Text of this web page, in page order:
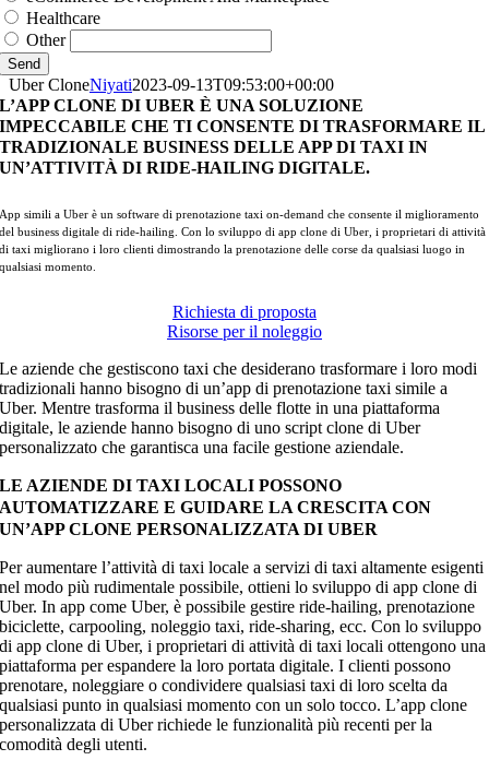
Healthcare
Other
Send
Uber CloneNiyati2023-09-13T09:53:00+00:00
L’APP CLONE DI UBER È UNA SOLUZIONE
IMPECCABILE CHE TI CONSENTE DI TRASFORMARE IL
TRADIZIONALE BUSINESS DELLE APP DI TAXI IN
UN’ATTIVITÀ DI RIDE-HAILING DIGITALE.
App simili a Uber è un software di prenotazione taxi on-demand che consente il miglioramento
del business digitale di ride-hailing. Con lo sviluppo di app clone di Uber, i proprietari di attività
di taxi migliorano i loro clienti dimostrando la prenotazione delle corse da qualsiasi luogo in
qualsiasi momento.
Richiesta di proposta
Risorse per il noleggio
Le aziende che gestiscono taxi che desiderano trasformare i loro modi
tradizionali hanno bisogno di un’app di prenotazione taxi simile a
Uber. Mentre trasforma il business delle flotte in una piattaforma
digitale, le aziende hanno bisogno di uno script clone di Uber
personalizzato che garantisca una facile gestione aziendale.
LE AZIENDE DI TAXI LOCALI POSSONO
AUTOMATIZZARE E GUIDARE LA CRESCITA CON
UN’APP CLONE PERSONALIZZATA DI UBER
Per aumentare l’attività di taxi locale a servizi di taxi altamente esigenti
nel modo più rudimentale possibile, ottieni lo sviluppo di app clone di
Uber. In app come Uber, è possibile gestire ride-hailing, prenotazione
biciclette, carpooling, noleggio taxi, ride-sharing, ecc. Con lo sviluppo
di app clone di Uber, i proprietari di attività di taxi locali ottengono una
piattaforma per espandere la loro portata digitale. I clienti possono
prenotare, noleggiare o condividere qualsiasi taxi di loro scelta da
qualsiasi punto in qualsiasi momento con un solo tocco. L’app clone
personalizzata di Uber richiede le funzionalità più recenti per la
comodità degli utenti.